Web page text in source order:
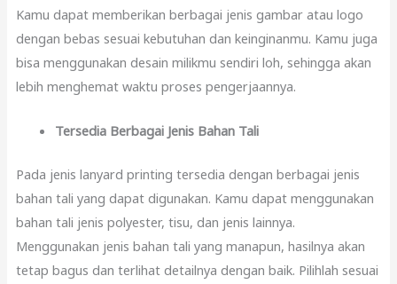
Kamu dapat memberikan berbagai jenis gambar atau logo
dengan bebas sesuai kebutuhan dan keinginanmu. Kamu juga
bisa menggunakan desain milikmu sendiri loh, sehingga akan
lebih menghemat waktu proses pengerjaannya.
Tersedia Berbagai Jenis Bahan Tali
Pada jenis lanyard printing tersedia dengan berbagai jenis
bahan tali yang dapat digunakan. Kamu dapat menggunakan
bahan tali jenis polyester, tisu, dan jenis lainnya.
Menggunakan jenis bahan tali yang manapun, hasilnya akan
tetap bagus dan terlihat detailnya dengan baik. Pilihlah sesuai